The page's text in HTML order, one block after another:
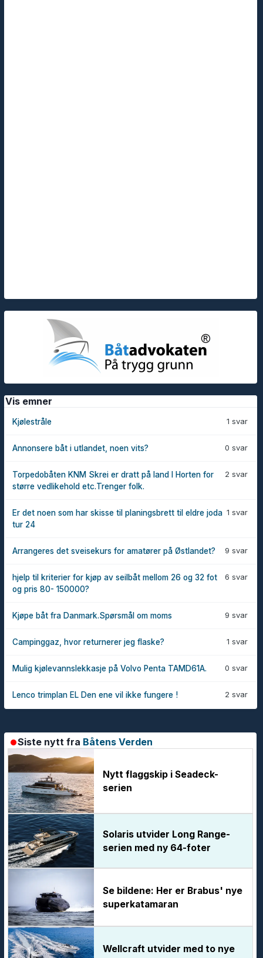
Vis emner
1 svar
Kjølestråle
0 svar
Annonsere båt i utlandet, noen vits?
2 svar
Torpedobåten KNM Skrei er dratt på land I Horten for
større vedlikehold etc.Trenger folk.
1 svar
Er det noen som har skisse til planingsbrett til eldre joda
tur 24
9 svar
Arrangeres det sveisekurs for amatører på Østlandet?
6 svar
hjelp til kriterier for kjøp av seilbåt mellom 26 og 32 fot
og pris 80- 150000?
9 svar
Kjøpe båt fra Danmark.Spørsmål om moms
1 svar
Campinggaz, hvor returnerer jeg flaske?
0 svar
Mulig kjølevannslekkasje på Volvo Penta TAMD61A.
2 svar
Lenco trimplan EL Den ene vil ikke fungere !
Siste nytt fra Båtens Verden
Nytt flaggskip i Seadeck-
serien
Solaris utvider Long Range-
serien med ny 64-foter
Se bildene: Her er Brabus' nye
superkatamaran
Wellcraft utvider med to nye